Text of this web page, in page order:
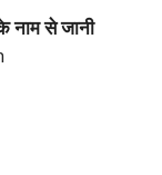
नाम से जानी